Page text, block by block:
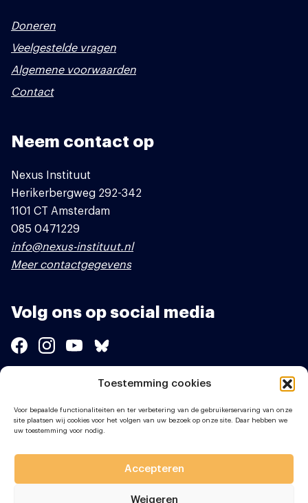
Toestemming cookies
Voor bepaalde functionaliteiten en ter verbetering van de gebruikerservaring van onze
site plaatsen wij cookies voor het volgen van uw bezoek op onze site. Daar hebben we
uw toestemming voor nodig.
Accepteren
Weigeren
Doneren
Veelgestelde vragen
Algemene voorwaarden
Contact
Neem contact op
Nexus Instituut
Herikerbergweg 292-342
1101 CT Amsterdam
085 0471229
info@nexus-instituut.nl
Meer contactgegevens
Volg ons op social media